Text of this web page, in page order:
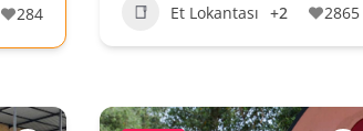
284 Et Lokantası +2 2865